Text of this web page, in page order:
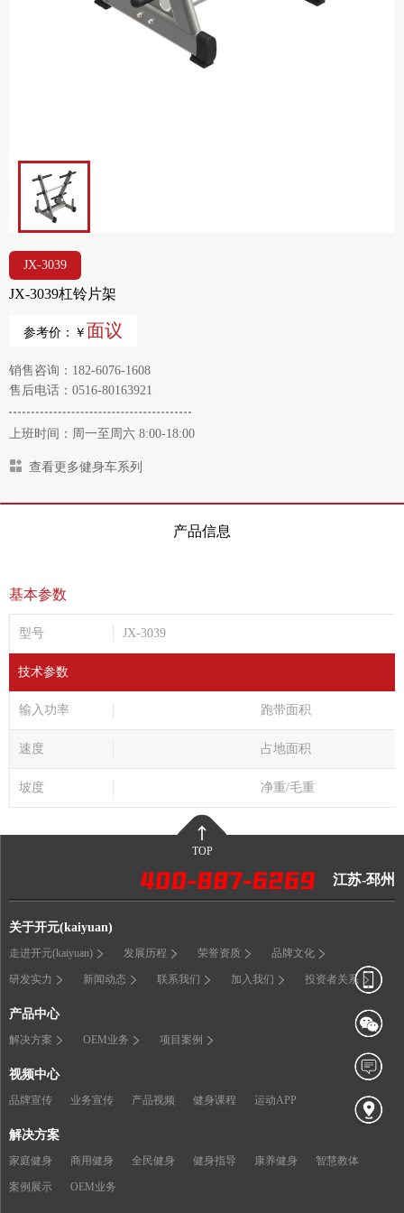
JX-3039
JX-3039杠铃片架
参考价：￥ 面议
销售咨询：182-6076-1608
售后电话：0516-80163921
上班时间：周一至周六 8:00-18:00
查看更多健身车系列
产品信息
基本参数
型号 JX-3039
技术参数
输入功率 跑带面积
速度 占地面积
坡度 净重/毛重
TOP
江苏-邳州
关于开元(kaiyuan)
走进开元(kaiyuan) 发展历程 荣誉资质 品牌文化
研发实力 新闻动态 联系我们 加入我们 投资者关系
产品中心
解决方案 OEM业务 项目案例
视频中心
品牌宣传 业务宣传 产品视频 健身课程 运动APP
解决方案
家庭健身 商用健身 全民健身 健身指导 康养健身 智慧教体
案例展示 OEM业务